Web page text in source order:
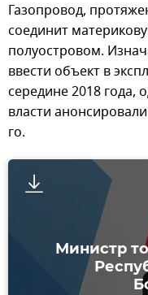
Газопровод,
соединит
полуостровом.
ввести объект в
середине 2018 года,
власти
го.
Министр